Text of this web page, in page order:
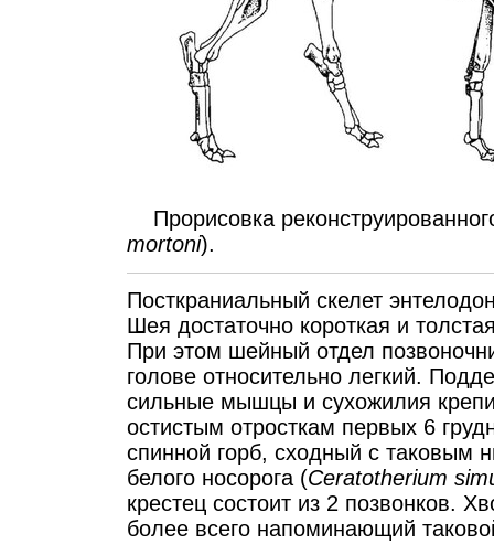
Прорисовка
mortoni).
Посткраниальный скелет
Шея достаточно короткая и
При этом шейный отдел
голове относительно легкий.
сильные мышцы и сухожилия
остистым отросткам первых 6
спинной горб, сходный с таковым
белого носорога (Ceratotherium
крестец состоит из 2 позвонков.
более всего напоминающий